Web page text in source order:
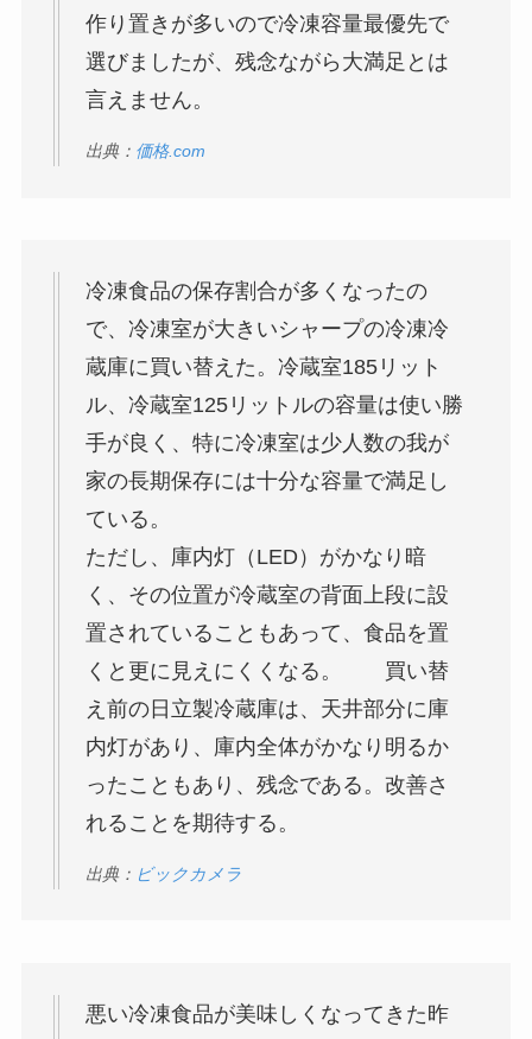
作り置きが多いので冷凍容量最優先で
選びましたが、残念ながら大満足とは
言えません。
出典： 価格.com
冷凍食品の保存割合が多くなったの
で、冷凍室が大きいシャープの冷凍冷
蔵庫に買い替えた。冷蔵室185リット
ル、冷蔵室125リットルの容量は使い勝
手が良く、特に冷凍室は少人数の我が
家の長期保存には十分な容量で満足し
ている。
ただし、庫内灯（LED）がかなり暗
く、その位置が冷蔵室の背面上段に設
置されていることもあって、食品を置
くと更に見えにくくなる。 買い替
え前の日立製冷蔵庫は、天井部分に庫
内灯があり、庫内全体がかなり明るか
ったこともあり、残念である。改善さ
れることを期待する。
出典： ビックカメラ
悪い冷凍食品が美味しくなってきた昨